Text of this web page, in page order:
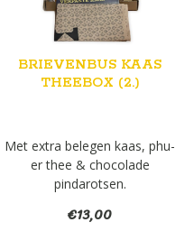
BRIEVENBUS KAAS
THEEBOX (2.)
Met extra belegen kaas, phu-
er thee & chocolade
pindarotsen.
€13,00